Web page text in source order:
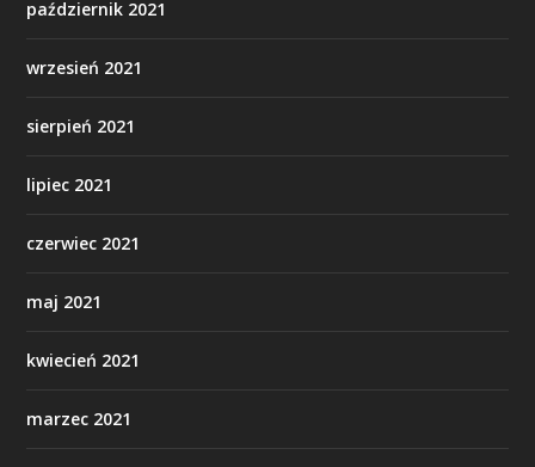
październik 2021
wrzesień 2021
sierpień 2021
lipiec 2021
czerwiec 2021
maj 2021
kwiecień 2021
marzec 2021